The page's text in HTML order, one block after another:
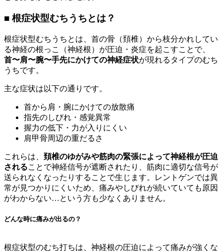
■ 根症状型むちうちとは？
根症状型むちうちとは、首の骨（頚椎）から枝分かれしてい
る神経の根っこ（神経根）が圧迫・炎症を起こすことで、
首〜肩〜腕〜手先にかけての神経症状が現れるタイプのむち
うちです。
主な症状は以下の通りです。
首から肩・腕にかけての放散痛
指先のしびれ・感覚異常
握力の低下・力が入りにくい
肩甲骨周辺の重だるさ
これらは、 頚椎のゆがみや筋肉の緊張によって神経根が圧迫
されることで神経信号が遮断されたり、筋肉に適切な信号が
送られなくなったりすることで生じます。レントゲンでは異
常が見つかりにくいため、痛みやしびれが続いていても原因
がわからない…という方も少なくありません。
どんな時に痛みが出るの？
根症状型のむち打ちは、神経根の圧迫によって痛みが強くな